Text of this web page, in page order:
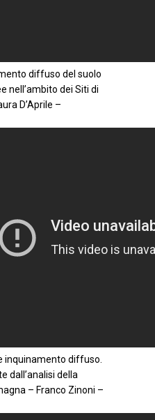
diffuso del suolo
nell’ambito dei Siti di
D’Aprile –
inquinamento diffuso.
dall’analisi della
– Franco Zinoni –